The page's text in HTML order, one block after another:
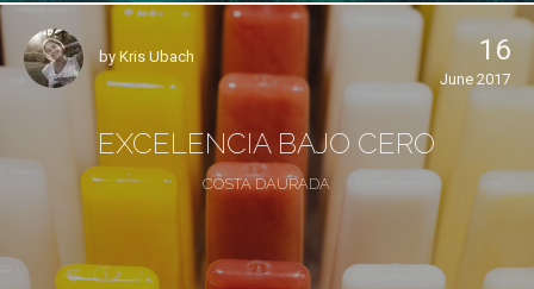
by Kris Ubach 16
June 2017
EXCELENCIA BAJO CERO
COSTA DAURADA